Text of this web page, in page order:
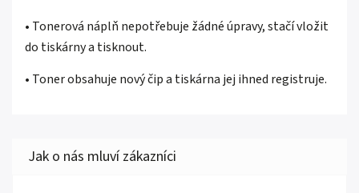
• Tonerová náplň nepotřebuje žádné úpravy, stačí vložit
do tiskárny a tisknout.
• Toner obsahuje nový čip a tiskárna jej ihned registruje.